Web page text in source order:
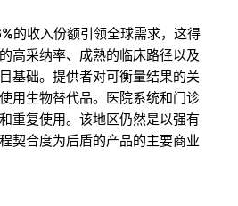
的收入份额引领全球需求，这得
高采纳率、成熟的临床路径以及
基础。提供者对可衡量结果的关
用生物替代品。医院系统和门诊
重复使用。该地区仍然是以强有
契合度为后盾的产品的主要商业